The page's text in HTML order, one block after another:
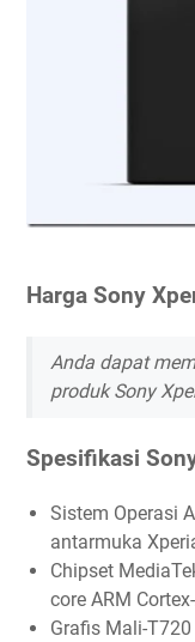
Harga Sony
Anda dapat
produk Sony
Spesifikasi
Sistem Operasi
antarmuka
Chipset
core ARM
Grafis Mali-